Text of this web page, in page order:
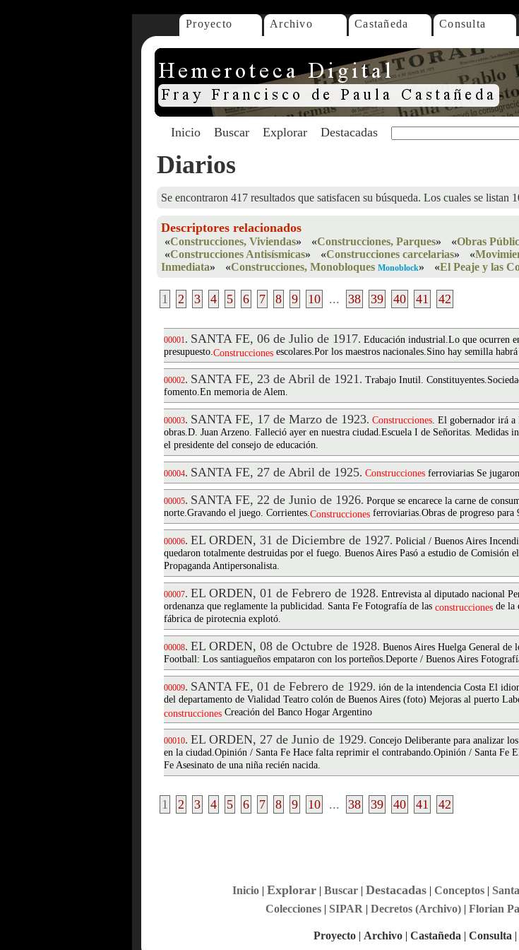
Proyecto Archivo Castañeda Consulta
Inicio Buscar Explorar Destacadas
Diarios
Se encontraron 417 resultados que satisfacen su búsqueda. Los cuales se listan
Descriptores relacionados
«Construcciones, Viviendas» «Construcciones, Parques» «Obras
«Construcciones Antisísmicas» «Construcciones carcelarias» «
Inmediata» «Construcciones, Monobloques Monoblock» «El Peaje y las
1 2 3 4 5 6 7 8 9 10 ... 38 39 40 41 42
00001. SANTA FE, 06 de Julio de 1917. Educación industrial.Lo que ocurren
presupuesto.Construcciones escolares.Por los maestros nacionales.Sino hay semilla
00002. SANTA FE, 23 de Abril de 1921. Trabajo Inutil.
fomento.En memoria de Alem.
00003. SANTA FE, 17 de Marzo de 1923. Construcciones. El gobernador irá a
obras.D. Juan Arzeno. Falleció ayer en nuestra ciudad.Escuela I de Señoritas.
el presidente del consejo de educación.
00004. SANTA FE, 27 de Abril de 1925. Construcciones ferroviarias Se
00005. SANTA FE, 22 de Junio de 1926. Porque se encarece la carne de
norte.Gravando el juego. Corrientes.Construcciones ferroviarias.Obras de progreso para
00006. EL ORDEN, 31 de Diciembre de 1927. Policial / Buenos Aires
quedaron totalmente destruidas por el fuego. Buenos Aires Pasó a estudio de
Propaganda Antipersonalista.
00007. EL ORDEN, 01 de Febrero de 1928. Entrevista al diputado nacional
ordenanza que reglamente la publicidad. Santa Fe Fotografía de las construcciones de la
fábrica de pirotecnia explotó.
00008. EL ORDEN, 08 de Octubre de 1928. Buenos Aires Huelga General de
Football: Los santiagueños empataron con los porteños.Deporte / Buenos Aires
00009. SANTA FE, 01 de Febrero de 1929. ión de la intendencia Costa El
del departamento de Vialidad Teatro colón de Buenos Aires (foto) Mejoras al puerto
construcciones Creación del Banco Hogar Argentino
00010. EL ORDEN, 27 de Junio de 1929. Concejo Deliberante para analizar
en la ciudad.Opinión / Santa Fe Hace falta reprimir el contrabando.Opinión / Santa Fe
Fe Asesinato de una niña recién nacida.
1 2 3 4 5 6 7 8 9 10 ... 38 39 40 41 42
Inicio| Explorar| Buscar| Destacadas| Conceptos|
Colecciones| SIPAR | Decretos (Archivo)| Florian
Proyecto | Archivo | Castañeda | Consulta |